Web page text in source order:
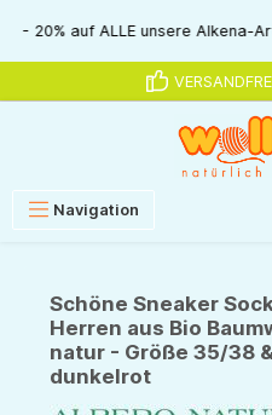
springen
unsere Alkena-Artikel - -
Navigation
Schöne Sneaker
Herren aus Bio
natur - Größe 35/38
dunkelrot